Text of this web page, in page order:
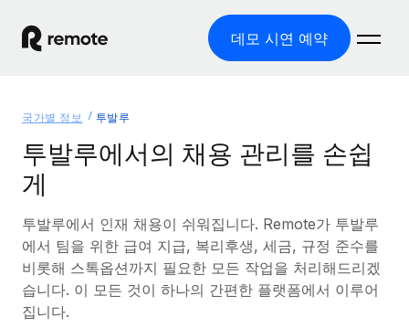
데모 시연 예약
글로벌 급여
규정을 준수하며 급여 지급을 손쉽게 처리
기록상 고용주(EOR)
법인 설립 비용 없이 전 세계로 사업을 확장
솔루션
글로벌 서비스 제공
국가별 정보
국가별 글로벌 채용 지원 알아보기
미국 주별 정보
리소스
도구 및 계산기
요금
국가별 정보 투발루
투발루에서의 채용 관리를 손쉽
게
투발루에서 인재 채용이 쉬워집니다. Remote가 투발루
에서 팀을 위한 급여 지급, 복리후생, 세금, 규정 준수를
비롯해 스톡옵션까지 필요한 모든 작업을 처리해드리겠
습니다. 이 모든 것이 하나의 간편한 플랫폼에서 이루어
집니다.